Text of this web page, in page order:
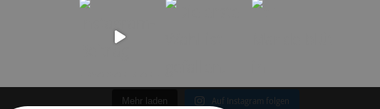
Mehr laden Auf Instagram folgen